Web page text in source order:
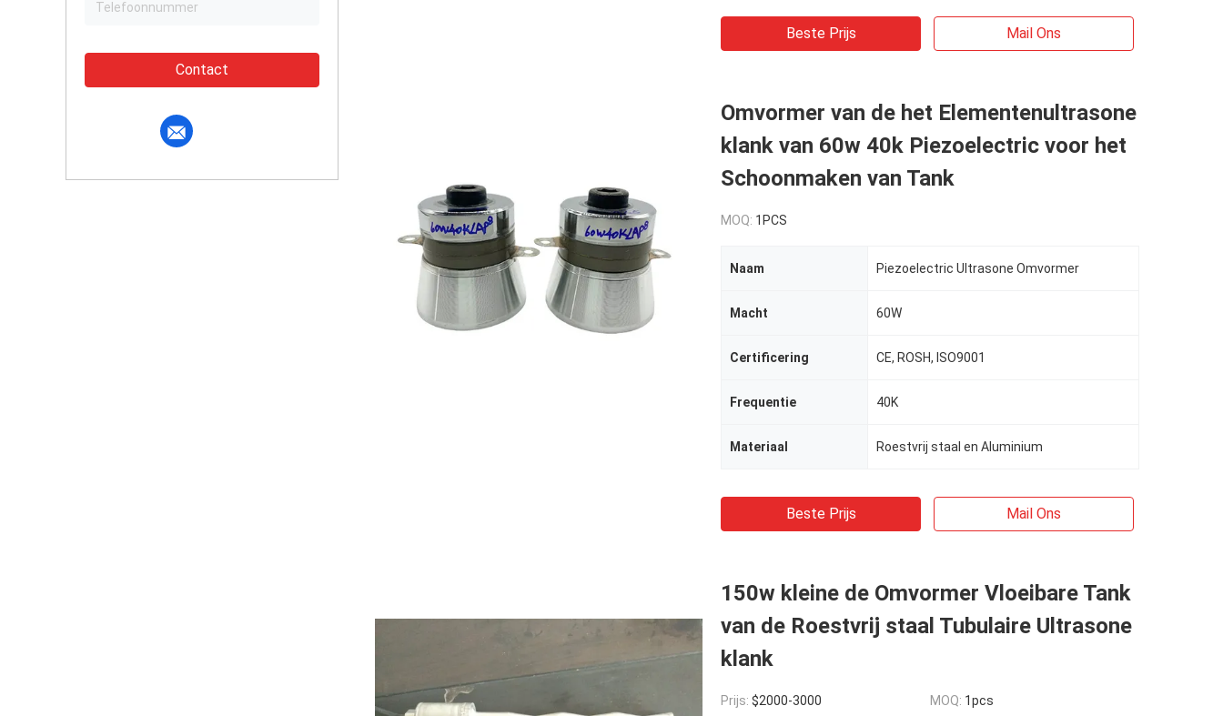
Contact
Beste Prijs Mail Ons
Omvormer van de het Elementenultrasone
klank van 60w 40k Piezoelectric voor het
Schoonmaken van Tank
MOQ: 1PCS
Naam Piezoelectric Ultrasone Omvormer
Macht 60W
Certificering CE, ROSH, ISO9001
Frequentie 40K
Materiaal Roestvrij staal en Aluminium
Beste Prijs Mail Ons
150w kleine de Omvormer Vloeibare Tank
van de Roestvrij staal Tubulaire Ultrasone
klank
Prijs: $2000-3000 MOQ: 1pcs